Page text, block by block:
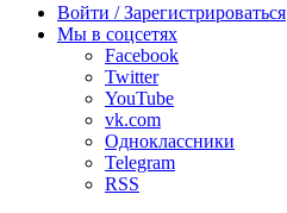
радио
Войти / Зарегистрироваться
Мы в соцсетях
Facebook
Twitter
YouTube
vk.com
Одноклассники
Telegram
RSS